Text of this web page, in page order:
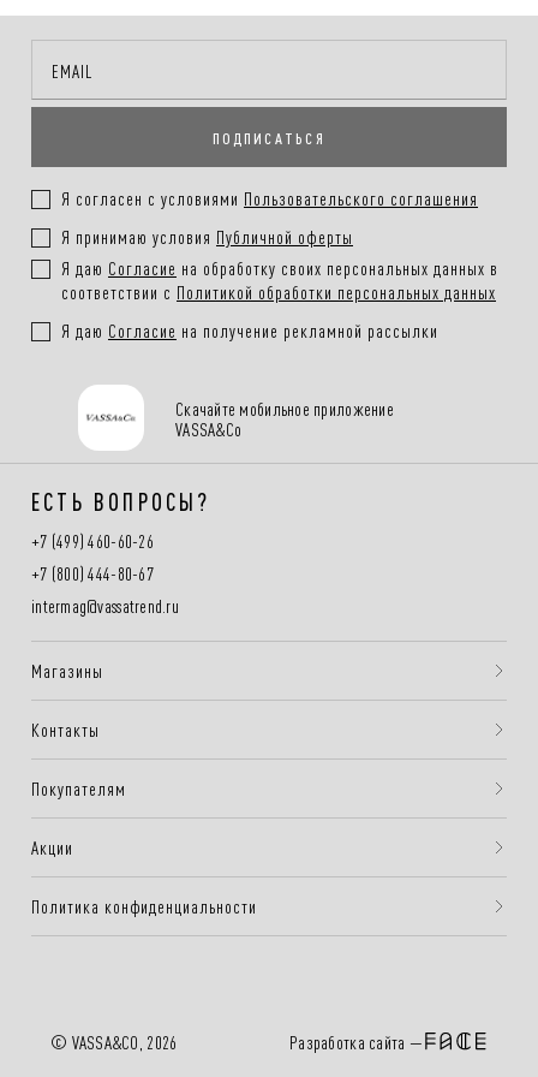
Онлайн-оплата на сайте, наличными или картой при получении
заказа
Покупателям .
ПОДПИСАТЬСЯ
Я согласен с условиями Пользовательского соглашения
Я принимаю условия Публичной оферты
Я даю Согласие на обработку своих персональных данных в
соответствии с Политикой обработки персональных данных
Я даю Согласие на получение рекламной рассылки
Скачайте мобильное приложение
VASSA&Co
ЕСТЬ ВОПРОСЫ?
+7 (499) 460-60-26
+7 (800) 444-80-67
intermag@vassatrend.ru
Магазины
Контакты
Покупателям
Акции
Политика конфиденциальности
© VASSA&CO, 2026 Разработка сайта —